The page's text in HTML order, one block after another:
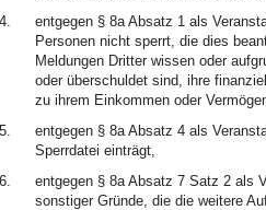
entgegen § 8a Absatz 1 als
Personen nicht sperrt, die dies
Meldungen Dritter wissen oder
oder überschuldet sind, ihre
zu ihrem Einkommen oder
entgegen § 8a Absatz 4 als
Sperrdatei einträgt,
entgegen § 8a Absatz 7 Satz 2 als
sonstiger Gründe, die die weitere